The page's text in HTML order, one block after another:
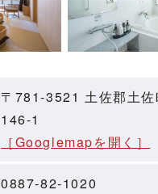
〒781-3521 土佐郡土佐
146-1
［Googlemapを開く］
0887-82-1020